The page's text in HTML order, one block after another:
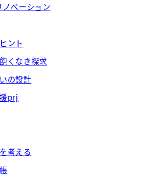
ノベーション
ント
くなき探求
の設計
prj
考える